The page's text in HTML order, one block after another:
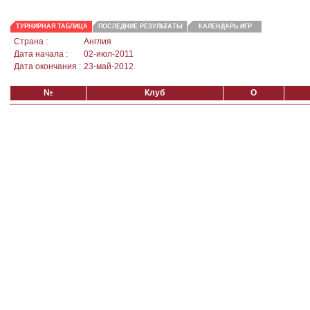
ТУРНИРНАЯ ТАБЛИЦА ПОСЛЕДНИЕ РЕЗУЛЬТАТЫ КАЛЕНДАРЬ ИГР
Страна :
Англия
Дата начала :
02-июл-2011
Дата окончания : 23-май-2012
№ Клуб О